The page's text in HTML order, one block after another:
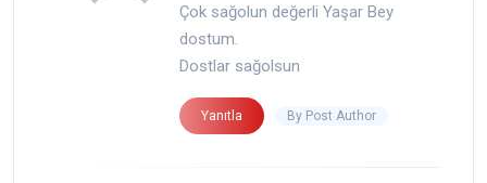
Çok sağolun değerli Yaşar Bey
dostum.
Dostlar sağolsun
Yanıtla By Post Author